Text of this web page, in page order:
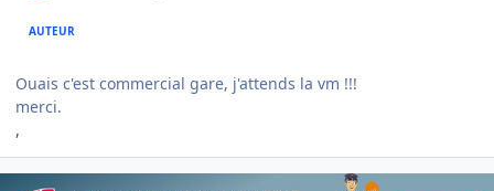
AUTEUR
Ouais c'est commercial gare, j'attends la vm !!!
merci.
,